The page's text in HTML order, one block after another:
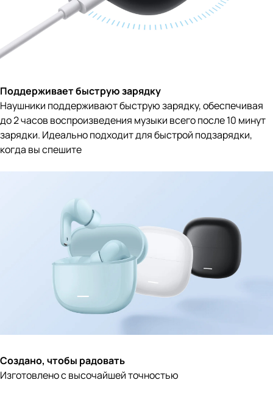
Поддерживает быструю зарядку
Наушники поддерживают быструю зарядку, обеспечивая
до 2 часов воспроизведения музыки всего после 10 минут
зарядки. Идеально подходит для быстрой подзарядки,
когда вы спешите
Создано, чтобы радовать
Изготовлено с высочайшей точностью